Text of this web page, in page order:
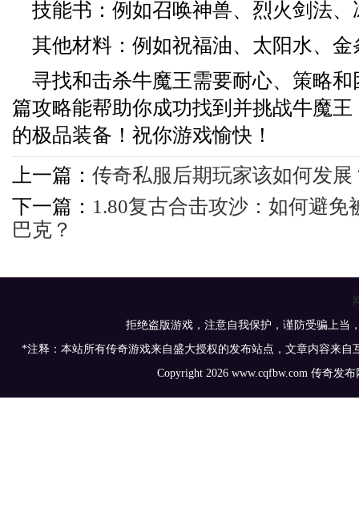
技能书：例如召唤神兽、烈火剑法、
其他材料：例如祝福油、太阳水、金
寻找和击杀牛魔王需要耐心、策略
篇攻略能帮助你成功找到并挑战牛魔
的极品装备！祝你游戏愉快！
上一篇： 传奇私服后期玩家该如何发展
下一篇： 1.80复古合击攻沙：如何避免
巴克？
拒绝盗版游戏，注意自我保护，谨防受骗上当
*注释：本站所有传奇游戏来自盛大授权的发布站点，文章内容来
Copyright 2026 www.cqfbw.com 传奇发